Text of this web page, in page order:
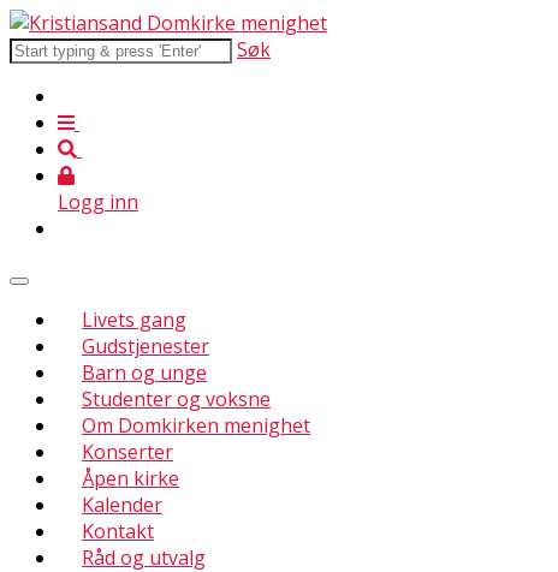
Søk
Logg inn
Livets gang
Gudstjenester
Barn og unge
Studenter og voksne
Om Domkirken menighet
Konserter
Åpen kirke
Kalender
Kontakt
Råd og utvalg